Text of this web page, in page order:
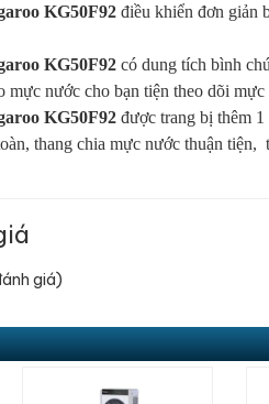
KG50F92 điều khiển đơn giản
KG50F92 có dung tích bình
mực nước cho bạn tiện theo dõi
KG50F92 được trang bị thêm
thang chia mực nước thuận
giá)